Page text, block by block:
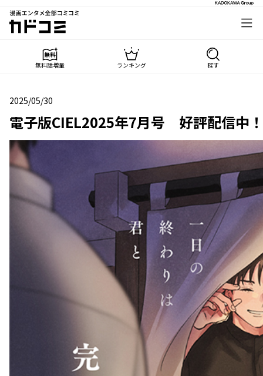
漫画エンタメ全部コミコミ
カドコミ
無料話増量 ランキング 探す
2025/05/30
2025年05月30日
電子版CIEL2025年7月号 好評配信中